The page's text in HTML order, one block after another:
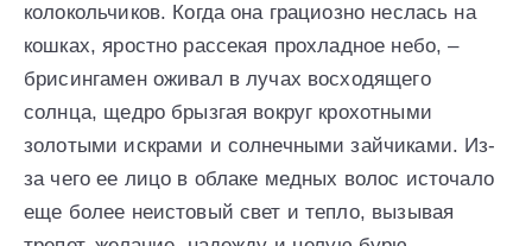
колокольчиков. Когда она грациозно неслась на
кошках, яростно рассекая прохладное небо, –
брисингамен оживал в лучах восходящего
солнца, щедро брызгая вокруг крохотными
золотыми искрами и солнечными зайчиками. Из-
за чего ее лицо в облаке медных волос источало
еще более неистовый свет и тепло, вызывая